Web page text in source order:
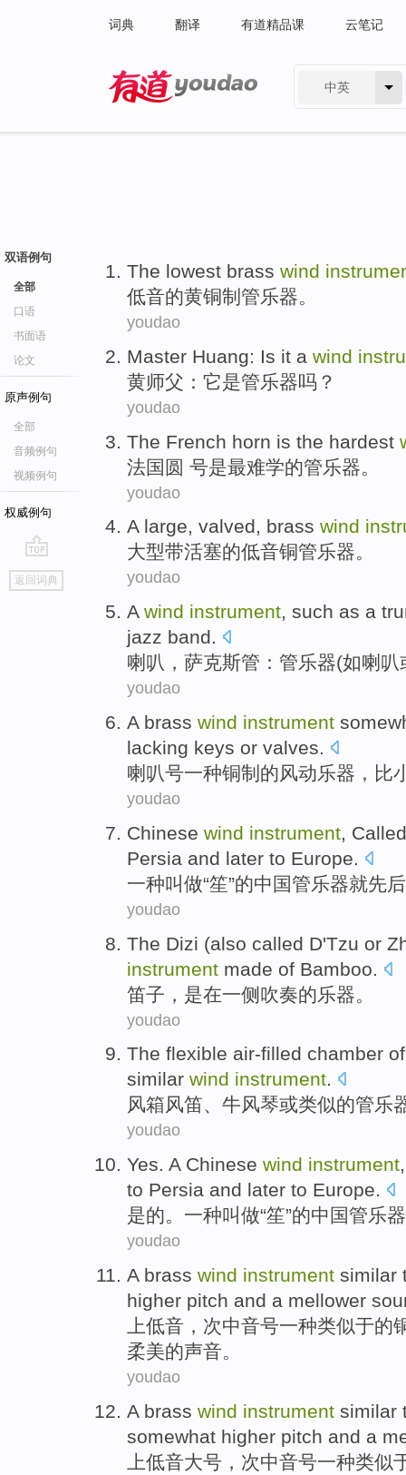
词典 翻译 有道精品课 云笔记
中英
双语例句
全部
口语
书面语
论文
原声例句
全部
音频例句
视频例句
权威例句
go
top
返回词典
The lowest brass wind
低音的黄铜制管乐器。
youdao
Master Huang: Is it a wind
黄师父： 它是管乐器吗？
youdao
The French horn is the hardest
法国 圆 号是最难学的管乐器。
youdao
A large, valved, brass wind
大型带活塞的低音铜管乐器。
youdao
A wind instrument, such as a
jazz band.
喇叭 ， 萨克斯管 ： 管乐器(如喇叭
youdao
A brass wind instrument
lacking keys or valves.
喇叭号一种铜制 的风动乐器 ， 比
youdao
Chinese wind instrument, Called
Persia and later to Europe.
一种叫做“笙”的中国管乐器就先后
youdao
The Dizi (also called D'Tzu or
instrument made of Bamboo.
笛子 ， 是在一侧 吹奏的乐器 。
youdao
The flexible air-filled chamber of
similar wind instrument.
风箱风笛、牛风琴或类似的管乐
youdao
Yes. A Chinese wind instrument
to Persia and later to Europe.
是的。 一种叫做“笙”的中国管乐
youdao
A brass wind instrument similar
higher pitch and a mellower
上低音，次中音号一种类似于的
柔美的声音。
youdao
A brass wind instrument similar
somewhat higher pitch and a
上低音大号 ，次中音号一种类似